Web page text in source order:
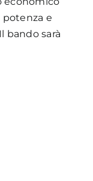
potenza e
bando sarà